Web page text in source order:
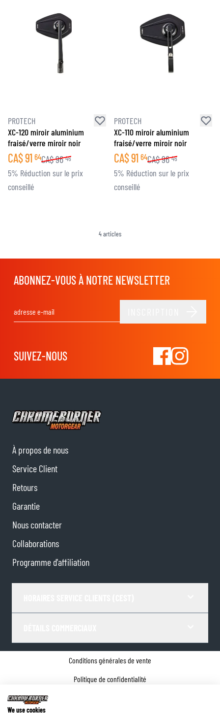
PROTECH
XC-120 miroir aluminium
fraisé/verre miroir noir
CA$91 64CA$96 46
5% Réduction sur le prix
conseillé
PROTECH
XC-110 miroir aluminium
fraisé/verre miroir noir
CA$91 64CA$96 46
5% Réduction sur le prix
conseillé
4articles
ABONNEZ-VOUS À NOTRE NEWSLETTER
SUIVEZ-NOUS
À propos de nous
Service Client
Retours
Garantie
Nous contacter
Collaborations
Programme d'affiliation
Conditions générales de vente
Politique de confidentialité
We use cookies